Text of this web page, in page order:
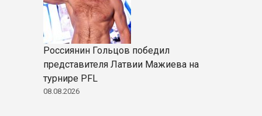
Россиянин Гольцов победил
представителя Латвии Мажиева на
турнире PFL
08.08.2026